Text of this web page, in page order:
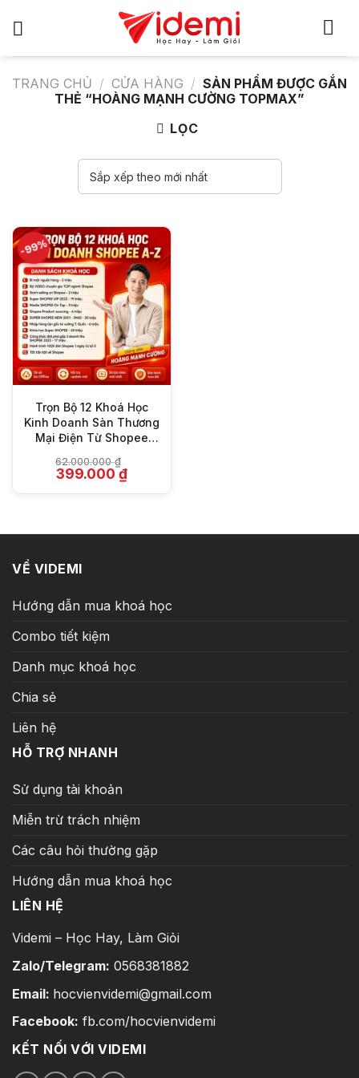
TRANG CHỦ / CỬA HÀNG / SẢN PHẨM ĐƯỢC GẮN
THẺ “HOÀNG MẠNH CƯỜNG TOPMAX”
LỌC
-99%
Trọn Bộ 12 Khoá Học
Kinh Doanh Sàn Thương
Mại Điện Từ Shopee
62.000.000₫
Giá
gốc
399.000₫Giá
VỀ VIDEMI
Hướng dẫn mua khoá học
Combo tiết kiệm
Danh mục khoá học
Chia sẻ
Liên hệ
HỖ TRỢ NHANH
Sử dụng tài khoản
Miễn trừ trách nhiệm
Các câu hỏi thường gặp
Hướng dẫn mua khoá học
LIÊN HỆ
Videmi – Học Hay, Làm Giỏi
Zalo/Telegram: 0568381882
Email: hocvienvidemi@gmail.com
Facebook: fb.com/hocvienvidemi
KẾT NỐI VỚI VIDEMI